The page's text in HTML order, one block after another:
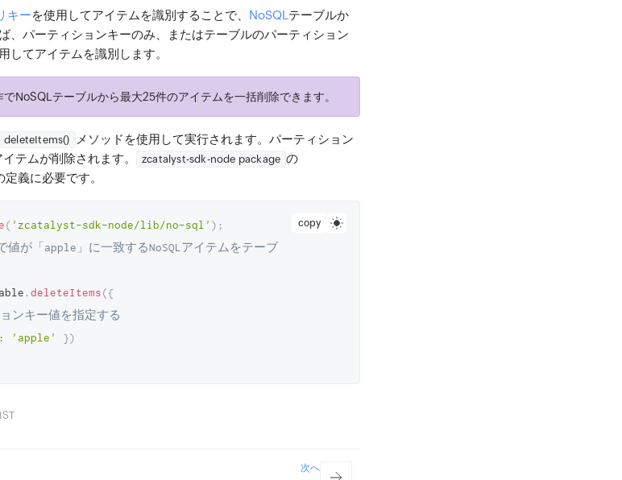
キーを使用してアイテムを識別することで、 NoSQL テーブルか
、パーティションキーのみ、またはテーブルのパーティション
してアイテムを識別します。
NoSQLテーブルから最大25件のアイテムを一括削除できます。
deleteItems()
メソッドを使用して実行されます。パーティション
テムが削除されます。 zcatalyst-sdk-node package の
義に必要です。
copy
( 'zcatalyst-sdk-node/lib/no-sql' ) ;
が「apple」に一致するNoSQLアイテムをテーブ
.deleteItems({
ンキー値を指定する
: 'apple' })
次へ